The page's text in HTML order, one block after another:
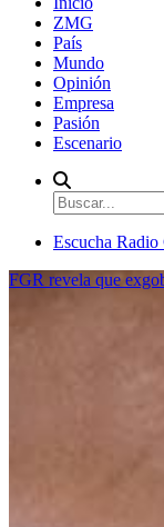
ZMG
País
Mundo
Opinión
Empresa
Pasión
Escenario
Escucha Radio
FGR revela que